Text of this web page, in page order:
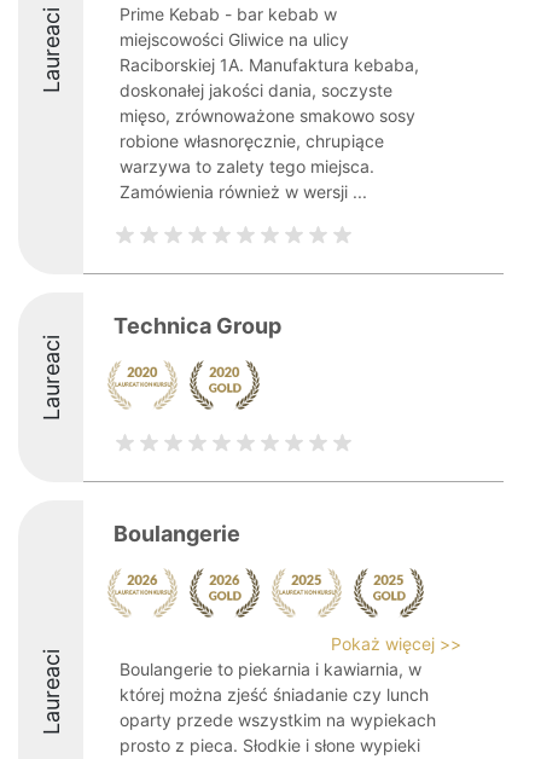
Laureaci
Prime Kebab - bar kebab w
miejscowości Gliwice na ulicy
Raciborskiej 1A. Manufaktura kebaba,
doskonałej jakości dania, soczyste
mięso, zrównoważone smakowo sosy
robione własnoręcznie, chrupiące
warzywa to zalety tego miejsca.
Zamówienia również w wersji ...
Laureaci
Technica Group
Laureaci
Boulangerie
Pokaż więcej >>
Boulangerie to piekarnia i kawiarnia, w
której można zjeść śniadanie czy lunch
oparty przede wszystkim na wypiekach
prosto z pieca. Słodkie i słone wypieki